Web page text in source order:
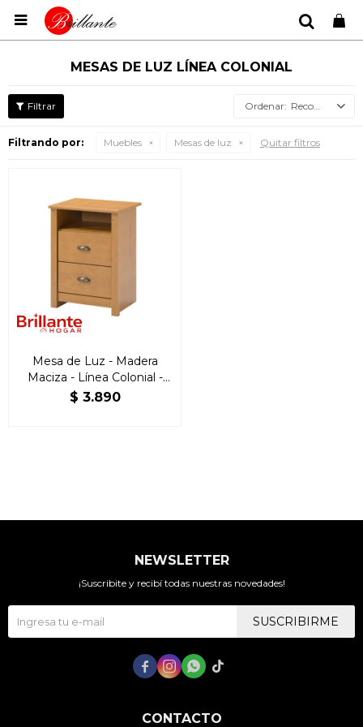

MESAS DE LUZ LÍNEA COLONIAL
Recomendados
Filtrando por: Muebles Mesas de luz Quitar filtros
Mesa de Luz - Madera
Maciza - Línea Colonial -
Freijo
$ 3.890
CONTACTO
NEWSLETTER
¡Suscribite y recibí todas nuestras novedades!
SUSCRIBIRME
   